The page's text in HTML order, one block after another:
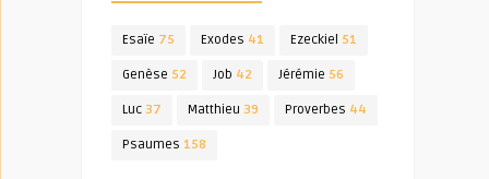
Esaïe 75 Exodes 41 Ezeckiel 51
Genèse 52 Job 42 Jérémie 56
Luc 37 Matthieu 39 Proverbes 44
Psaumes 158